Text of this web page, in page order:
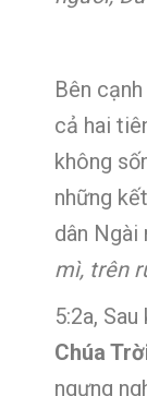
Bên
cả hai
không
những
dân Ngài
mì, trên
5:2a,
Chúa
ngưng